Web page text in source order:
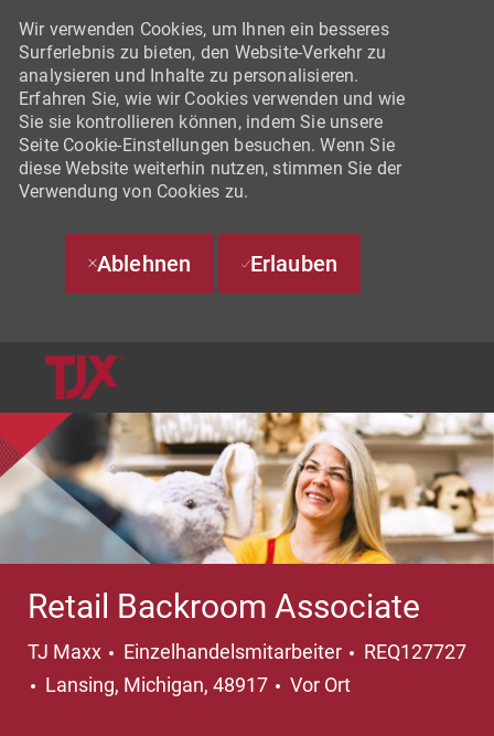
Wir verwenden Cookies, um Ihnen ein besseres
Surferlebnis zu bieten, den Website-Verkehr zu
analysieren und Inhalte zu personalisieren.
Erfahren Sie, wie wir Cookies verwenden und wie
Sie sie kontrollieren können, indem Sie unsere
Seite Cookie-Einstellungen besuchen. Wenn Sie
diese Website weiterhin nutzen, stimmen Sie der
Verwendung von Cookies zu.
Ablehnen Erlauben
Retail Backroom Associate
TJ Maxx Kategorie
Einzelhandelsmitarbeiter
REQ127727
Ort
Lansing, Michigan, 48917 Vor Ort